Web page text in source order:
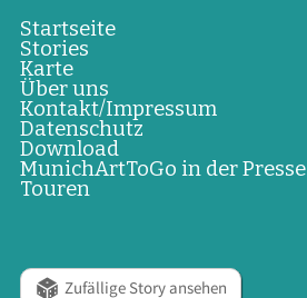
Startseite
Stories
Karte
Über uns
Kontakt/Impressum
Datenschutz
Download
MunichArtToGo in der Presse
Touren
Zufällige Story ansehen